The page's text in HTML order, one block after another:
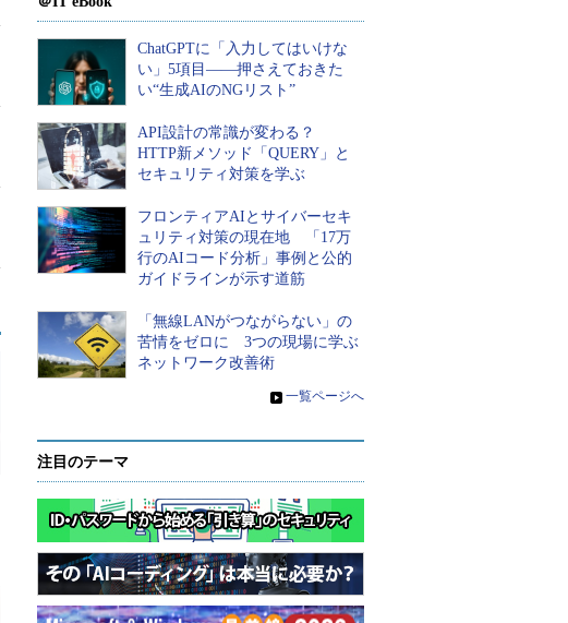
ChatGPTに「入力してはいけな
い」5項目――押さえておきた
い“生成AIのNGリスト”
API設計の常識が変わる？
HTTP新メソッド「QUERY」と
セキュリティ対策を学ぶ
フロンティアAIとサイバーセキ
ュリティ対策の現在地 「17万
行のAIコード分析」事例と公的
ガイドラインが示す道筋
「無線LANがつながらない」の
苦情をゼロに 3つの現場に学ぶ
ネットワーク改善術
» 一覧ページへ
注目のテーマ